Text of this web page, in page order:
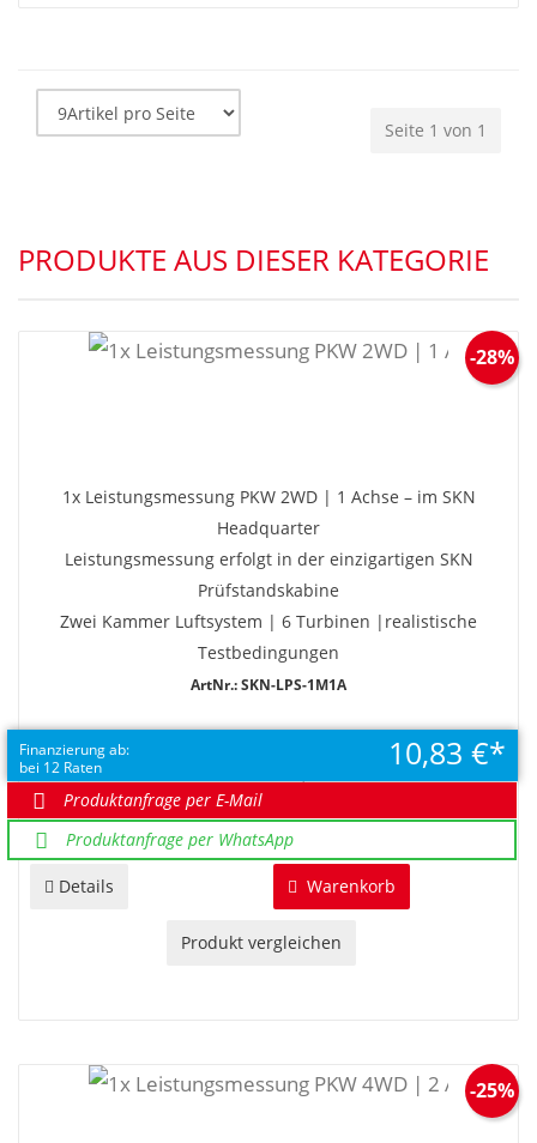
Seite 1 von 1
PRODUKTE AUS DIESER KATEGORIE
1x Leistungsmessung PKW 2WD | 1 Achse – im SKN
Headquarter
Leistungsmessung erfolgt in der einzigartigen SKN
Prüfstandskabine
Zwei Kammer Luftsystem | 6 Turbinen |realistische
Testbedingungen
ArtNr.: SKN-LPS-1M1A
-28%
Sie sparen 50,00 €
Finanzierung ab:
bei 12 Raten
10,83 €
Produktanfrage per E-Mail
Produktanfrage per WhatsApp
Details Warenkorb
Produkt vergleichen
-25%